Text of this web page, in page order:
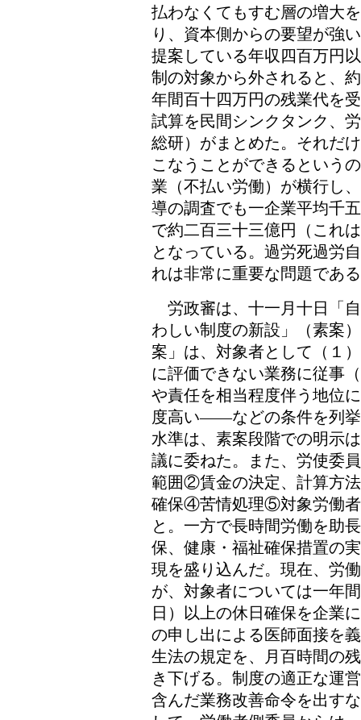
払わなくてもすむ層の増大
り、資本側からの要望が強
提案している年収四百万円
制の対象から外されると、
年間百十四万円の残業代を
試算を民間シンクタンク、
総研）がまとめた。それだ
こなうことができるという
業（不払い労働）が横行し
導の調査でも一企業平均千
で約二百三十三億円（これ
となっている。過労死過労
れは非常に重要な問題であ
労政審は、十一月十日「
わしい制度の新設」（素案
案」は、対象者として（１
に評価できない業務に従事
や責任を相当程度伴う地位
度高い――などの条件を列
水準は、素案段階での明示
議に委ねた。また、労使委
範囲②賃金の決定、計算方
確保④苦情処理⑤対象労働
と。一方で長時間労働を助
保、健康・福祉確保措置の
現を盛り込んだ。現在、労
が、対象者については一年
日）以上の休日確保を企業
の申し出による医師面接を
生法の規定を、月百時間の
き下げる。制度の適正な運
含んだ業務改善命令を出す